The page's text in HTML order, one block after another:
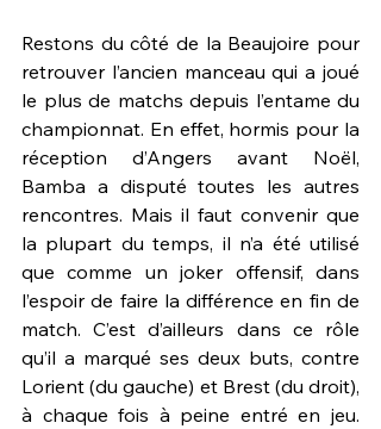
Restons du côté de la Beaujoire pour
retrouver l’ancien manceau qui a joué
le plus de matchs depuis l’entame du
championnat. En effet, hormis pour la
réception d’Angers avant Noël,
Bamba a disputé toutes les autres
rencontres. Mais il faut convenir que
la plupart du temps, il n’a été utilisé
que comme un joker offensif, dans
l’espoir de faire la différence en fin de
match. C’est d’ailleurs dans ce rôle
qu’il a marqué ses deux buts, contre
Lorient (du gauche) et Brest (du droit),
à chaque fois à peine entré en jeu.